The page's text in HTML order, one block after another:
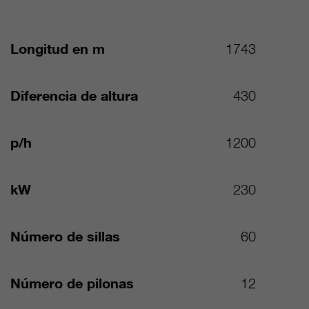
Longitud en m 1743
Diferencia de altura 430
p/h 1200
kW 230
Número de sillas 60
Número de pilonas 12